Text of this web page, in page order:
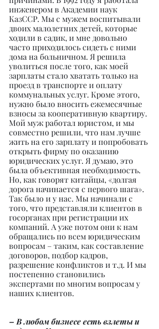
инженером в Академии наук
КазССР. Мы с мужем воспитывали
двоих малолетних детей, которые
ходили в садик, и мне довольно
часто приходилось сидеть с ними
дома на больничном. Я решила
уволиться после того, как моей
зарплаты стало хватать только на
проезд в транспорте и оплату
коммунальных услуг. Кроме этого,
нужно было вносить ежемесячные
взносы за кооперативную квартиру.
Мой муж работал юристом, и мы
совместно решили, что нам лучше
жить на его зарплату и попробовать
открыть фирму по оказанию
юридических услуг. Я думаю, это
была объективная необходимость.
Но, как говорят китайцы, «долгая
дорога начинается с первого шага».
Так было и у нас. Мы начинали с
того, что представляли клиентов в
госорганах при регистрации их
компаний. А уже потом они к нам
обращались по всем юридическим
вопросам – таким, как составление
договоров, подбор кадров,
разрешение конфликтов и т.д. И мы
постепенно становились
экспертами по многим вопросам у
наших клиентов.
– В любом бизнесе есть взлеты и